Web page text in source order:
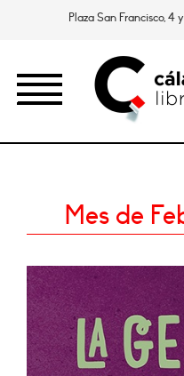
Plaza San Francisco, 4
Mes de